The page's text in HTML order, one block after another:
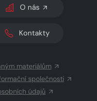
O nás
Kontakty
materiálům
společnosti
údajů